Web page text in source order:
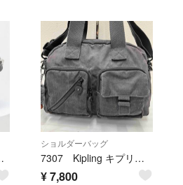
ー 未使用タグ付
ショルダーバッグ
7307 Kipling キプリング 2way チャーム付き ユニセックス
¥7,800